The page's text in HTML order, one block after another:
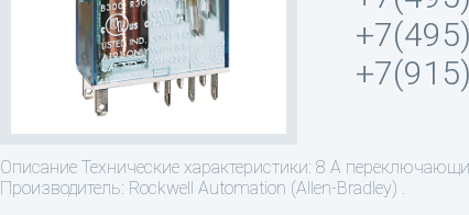
+7(495)
+7(915)
Описание Технические характеристики: 8 А
Производитель: Rockwell Automation (Allen-Bradley) .